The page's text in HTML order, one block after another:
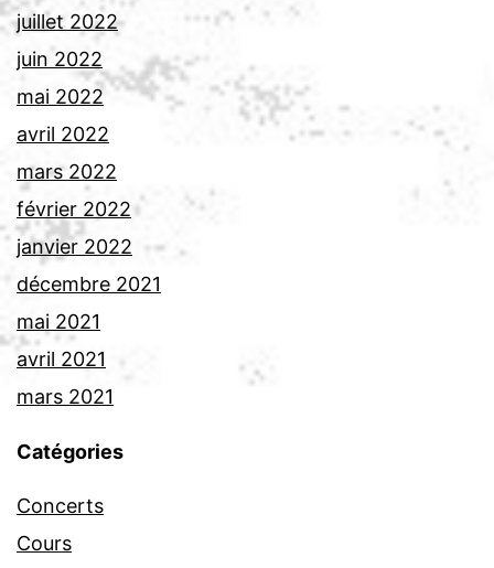
juillet 2022
juin 2022
mai 2022
avril 2022
mars 2022
février 2022
janvier 2022
décembre 2021
mai 2021
avril 2021
mars 2021
Catégories
Concerts
Cours